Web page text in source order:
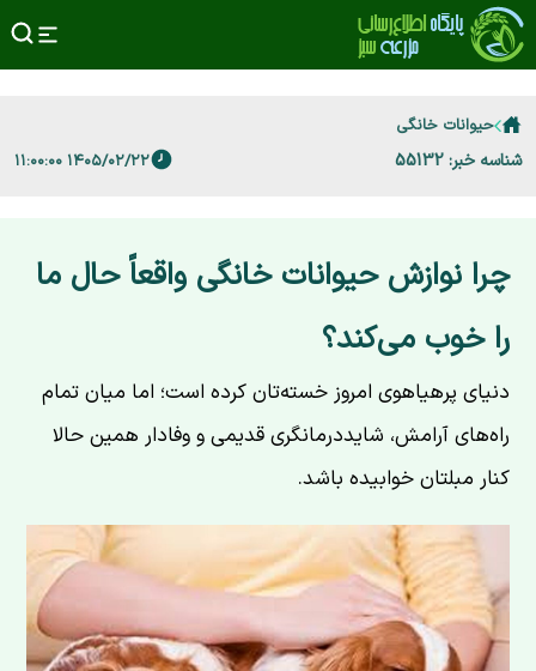
حیوانات خانگی
شناسه خبر: 55132 ۱۴۰۵/۰۲/۲۲ ۱۱:۰۰:۰۰
چرا نوازش حیوانات خانگی واقعاً حال ما
را خوب می‌کند؟
دنیای پرهیاهوی امروز خسته‌تان کرده است؛ اما میان تمام
راه‌های آرامش، شایددرمانگری قدیمی و وفادار همین حالا
کنار مبلتان خوابیده باشد.